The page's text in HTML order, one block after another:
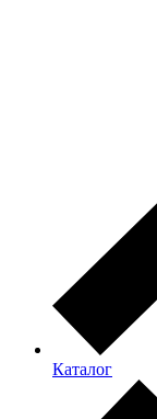
Каталог